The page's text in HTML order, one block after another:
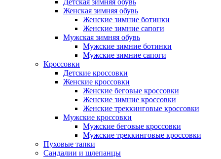
Детская зимняя обувь
Женская зимняя обувь
Женские зимние ботинки
Женские зимние сапоги
Мужская зимняя обувь
Мужские зимние ботинки
Мужские зимние сапоги
Кроссовки
Детские кроссовки
Женские кроссовки
Женские беговые кроссовки
Женские зимние кроссовки
Женские треккинговые кроссовки
Мужские кроссовки
Мужские беговые кроссовки
Мужские треккинговые кроссовки
Пуховые тапки
Сандалии и шлепанцы